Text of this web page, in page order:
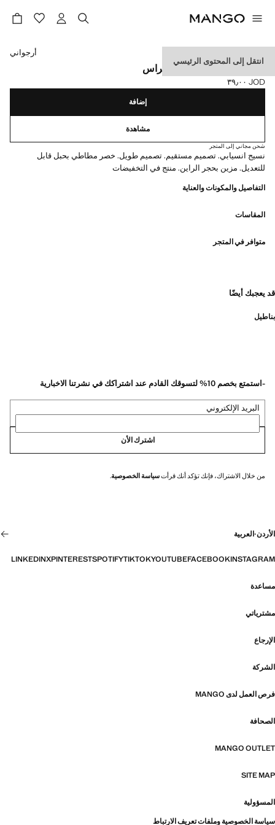
انتقل إلى المحتوى الرئيسي
بنطال مستقيم مزين بالستراس
السعر الحالي [JOD ٣٩٫٠٠ ]
JOD ٣٩٫٠٠
حدد اللون
أرجواني
إضافة
مشاهدة
شحن مجاني إلى المتجر
نسيج انسيابي. تصميم مستقيم. تصميم طويل. خصر مطاطي بحبل قابل
للتعديل. مزين بحجر الراين. منتج في التخفيضات
التفاصيل والمكونات والعناية
المقاسات
متوافر في المتجر
قد يعجبك أيضًا
بناطيل
-استمتع بخصم 10% لتسوقك القادم عند اشتراكك في نشرتنا الاخبارية
البريد الإلكتروني
اشترك الأن
من خلال الاشتراك، فإنك تؤكد أنك قرأتسياسة الخصوصية.
الأردن·العربية
INSTAGRAM
FACEBOOK
YOUTUBE
TIKTOK
SPOTIFY
PINTEREST
X
LINKEDIN
مساعدة
مشترياتي
الإرجاع
الشركة
فرص العمل لدى MANGO
الصحافة
MANGO OUTLET
SITE MAP
المسؤولية
سياسة الخصوصية وملفات تعريف الارتباط